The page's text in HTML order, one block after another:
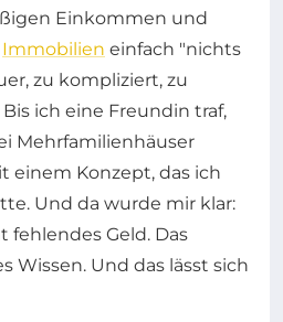
Einkommen und
Immobilien einfach "nichts
zu kompliziert, zu
ich eine Freundin traf,
Mehrfamilienhäuser
einem Konzept, das ich
Und da wurde mir klar:
fehlendes Geld. Das
Wissen. Und das lässt sich